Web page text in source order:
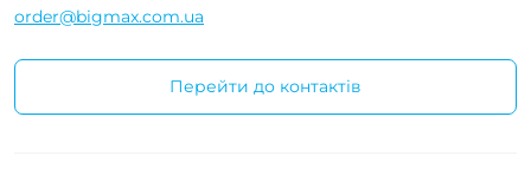
order@bigmax.com.ua
Перейти до контактів